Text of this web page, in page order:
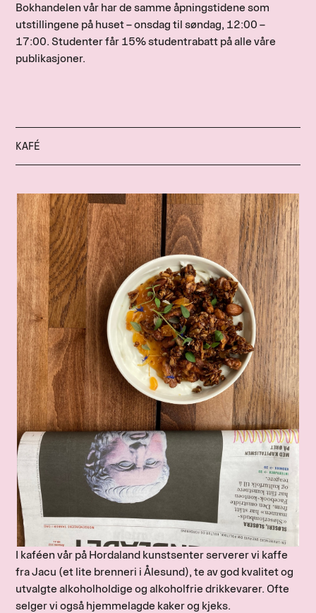
Bokhandelen vår har de samme åpningstidene som
utstillingene på huset – onsdag til søndag, 12:00 –
17:00. Studenter får 15% studentrabatt på alle våre
publikasjoner.
KAFÉ
I kaféen vår på Hordaland kunstsenter serverer vi kaffe
fra Jacu (et lite brenneri i Ålesund), te av god kvalitet og
utvalgte alkoholholdige og alkoholfrie drikkevarer. Ofte
selger vi også hjemmelagde kaker og kjeks.